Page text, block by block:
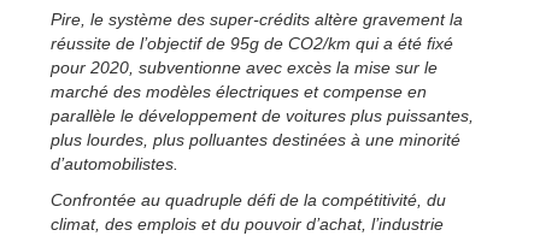
Pire, le système des super-crédits altère gravement la
réussite de l’objectif de 95g de CO2/km qui a été fixé
pour 2020, subventionne avec excès la mise sur le
marché des modèles électriques et compense en
parallèle le développement de voitures plus puissantes,
plus lourdes, plus polluantes destinées à une minorité
d’automobilistes.
Confrontée au quadruple défi de la compétitivité, du
climat, des emplois et du pouvoir d’achat, l’industrie